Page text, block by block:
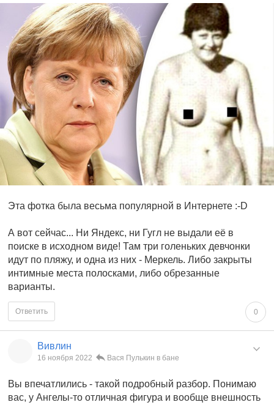
Эта фотка была весьма популярной в Интернете :-D
А вот сейчас... Ни Яндекс, ни Гугл не выдали её в
поиске в исходном виде! Там три голеньких девчонки
идут по пляжу, и одна из них - Меркель. Либо закрыты
интимные места полосками, либо обрезанные
варианты.
0
Ответить
Вивлин
16 ноября 2022 Вася Пулькин в бане
Вы впечатлились - такой подробный разбор. Понимаю
вас, у Ангелы-то отличная фигура и вообще внешность